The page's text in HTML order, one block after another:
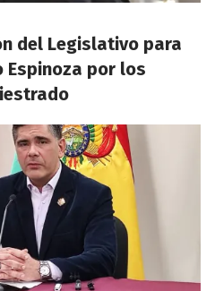
del Legislativo para
por los